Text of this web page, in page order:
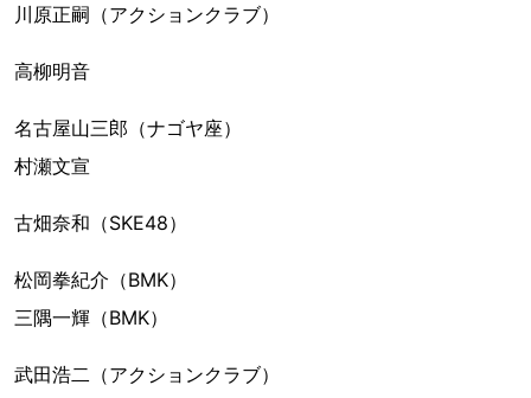
川原正嗣（アクションクラブ）
高柳明音
名古屋山三郎（ナゴヤ座）
村瀬文宣
古畑奈和（SKE48）
松岡拳紀介（BMK）
三隅一輝（BMK）
武田浩二（アクションクラブ）